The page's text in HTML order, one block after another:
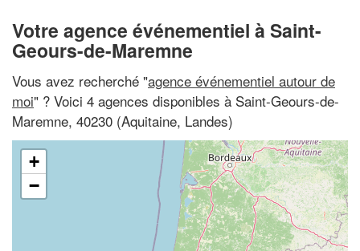
Votre agence événementiel à Saint-
Geours-de-Maremne
Vous avez recherché "agence événementiel autour de
moi" ? Voici 4 agences disponibles à Saint-Geours-de-
Maremne, 40230 (Aquitaine, Landes)
+
−